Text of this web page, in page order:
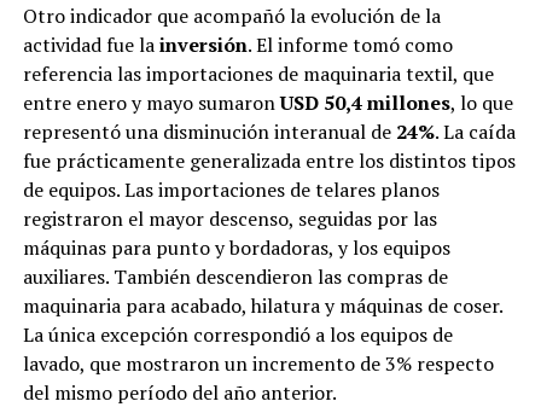
Otro indicador que acompañó la evolución de la
actividad fue lainversión. El informe tomó como
referencia las importaciones de maquinaria textil, que
entre enero y mayo sumaronUSD 50,4 millones, lo que
representó una disminución interanual de 24%. La caída
fue prácticamente generalizada entre los distintos tipos
de equipos. Las importaciones de telares planos
registraron el mayor descenso, seguidas por las
máquinas para punto y bordadoras, y los equipos
auxiliares. También descendieron las compras de
maquinaria para acabado, hilatura y máquinas de coser.
La única excepción correspondió a los equipos de
lavado, que mostraron un incremento de 3% respecto
del mismo período del año anterior.